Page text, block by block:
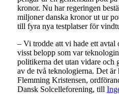
kronor. Nu har regeringen
miljoner danska kronor ut ur
till fyra nya testplatser för
– Vi trodde att vi hade ett avtal
visst belopp som var
politikerna det utan vidare och
av de två teknologierna. Det är
Flemming Kristensen,
Dansk Solcelleforening, till